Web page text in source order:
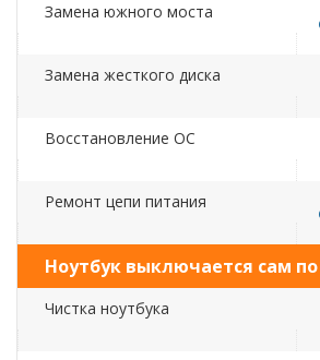
Замена южного моста
Замена жесткого диска
Восстановление ОС
Ремонт цепи питания
Ноутбук выключается сам по
Чистка ноутбука